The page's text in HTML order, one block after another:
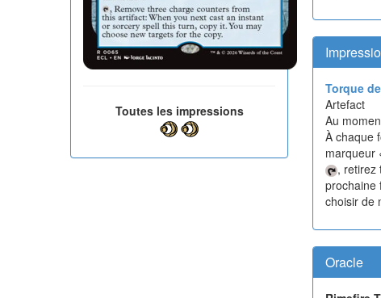
Toutes les impressions
Torque
Artefact
Au
À chaque
marqueur
, retirez
prochaine
choisir de
Oracle